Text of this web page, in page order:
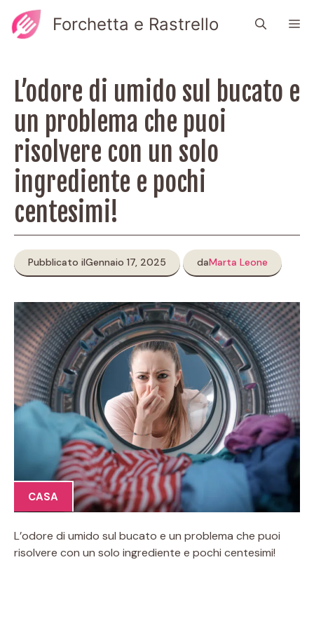
contenuto
Forchetta e Rastrello
L’odore di umido sul bucato e
un problema che puoi
risolvere con un solo
ingrediente e pochi
centesimi!
Pubblicato ilGennaio 17, 2025 daMarta Leone
CASA
L’odore di umido sul bucato e un problema che puoi
risolvere con un solo ingrediente e pochi centesimi!